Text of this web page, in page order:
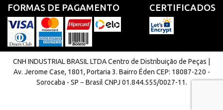
FORMAS DE PAGAMENTO CERTIFICADOS
CNH INDUSTRIAL BRASIL LTDA Centro de Distribuição de Peças |
Av. Jerome Case, 1801, Portaria 3. Bairro Éden CEP: 18087-220 -
Sorocaba - SP − Brasil CNPJ 01.844.555/0027-11.